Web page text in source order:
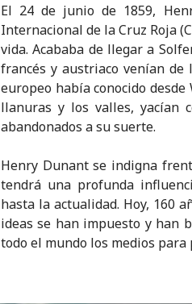
El 24 de junio de 1859,
Internacional de la Cruz Roja
vida. Acababa de llegar a
francés y austriaco venían
europeo había conocido
llanuras y los valles, yacían
abandonados a su suerte.
Henry Dunant se indigna
tendrá una profunda
hasta la actualidad. Hoy, 160
ideas se han impuesto y han
todo el mundo los medios